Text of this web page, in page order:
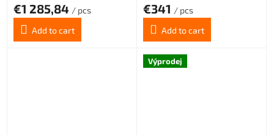
€1 285,84 / pcs
Add to cart
€341 / pcs
Add to cart
Výprodej